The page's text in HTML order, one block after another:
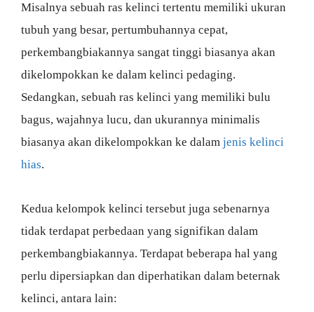
Misalnya sebuah ras kelinci tertentu memiliki ukuran
tubuh yang besar, pertumbuhannya cepat,
perkembangbiakannya sangat tinggi biasanya akan
dikelompokkan ke dalam kelinci pedaging.
Sedangkan, sebuah ras kelinci yang memiliki bulu
bagus, wajahnya lucu, dan ukurannya minimalis
biasanya akan dikelompokkan ke dalam jenis kelinci
hias.
Kedua kelompok kelinci tersebut juga sebenarnya
tidak terdapat perbedaan yang signifikan dalam
perkembangbiakannya. Terdapat beberapa hal yang
perlu dipersiapkan dan diperhatikan dalam beternak
kelinci, antara lain: